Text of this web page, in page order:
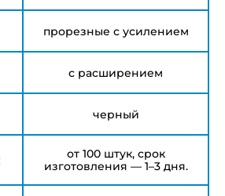
прорезные с усилением
с расширением
черный
от 100 штук, срок
изготовления — 1–3 дня.